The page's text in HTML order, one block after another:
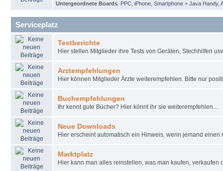
Untergeordnete Boards: PPC iPhone Smartphone + Java Handy,
Serviceplatz
Testberichte
Hier stellen Mitglieder ihre Tests von Geräten, Stechhilfen
Arztempfehlungen
Hier können Mitglieder Ärzte weiterempfehlen. Bitte nur
Buchempfehlungen
Ihr kennt gute Bücher? Hier könnt ihr sie weiterempfehlen...
Neue Downloads
Hier erscheint automatisch ein Hinweis, wenn jemand
Marktplatz
Hier kann man alles reinstellen, was man kaufen, verkaufen